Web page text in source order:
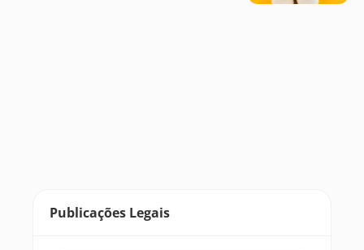
Publicações Legais